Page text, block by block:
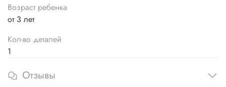
Возраст ребенка
от 3 лет
Кол-во деталей
1
Отзывы